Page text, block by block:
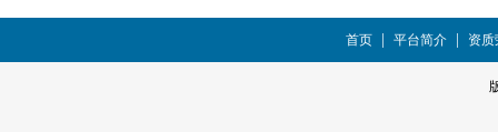
首页| 平台简介| 资质